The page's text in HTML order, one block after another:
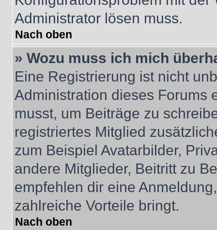
Administrator lösen muss.
Nach oben
» Wozu muss ich mich
Eine Registrierung ist nicht
Administration dieses Forums
musst, um Beiträge zu
registriertes Mitglied
zum Beispiel Avatarbilder,
andere Mitglieder, Beitritt zu
empfehlen dir eine
zahlreiche Vorteile bringt.
Nach oben